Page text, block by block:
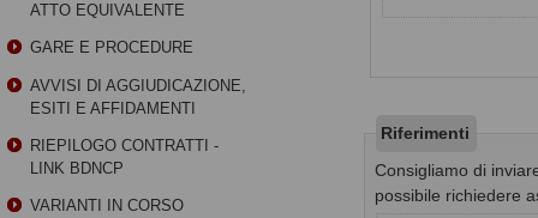
Riferimenti
Consigliamo di
possibile richiedere
ATTO EQUIVALENTE
GARE E PROCEDURE
AVVISI DI AGGIUDICAZIONE,
ESITI E AFFIDAMENTI
RIEPILOGO CONTRATTI -
LINK BDNCP
VARIANTI IN CORSO